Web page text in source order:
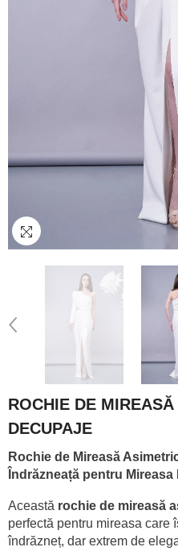
ROCHIE DE
DECUPAJE
Rochie de Mireasă
Îndrăzneață pentru Mireasa
Această rochie de mireasă
perfectă pentru mireasa care
îndrăzneț, dar extrem de